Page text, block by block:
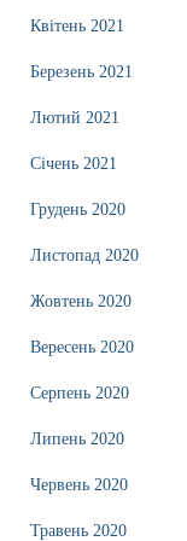
Квітень 2021
Березень 2021
Лютий 2021
Січень 2021
Грудень 2020
Листопад 2020
Жовтень 2020
Вересень 2020
Серпень 2020
Липень 2020
Червень 2020
Травень 2020